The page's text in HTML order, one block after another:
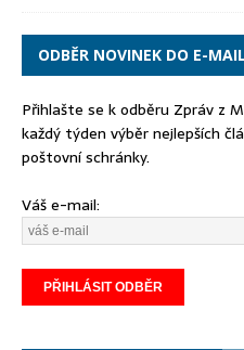
ODBĚR NOVINEK DO E-
Přihlašte se k odběru Zpráv z
každý týden výběr nejlepších
poštovní schránky.
Váš e-mail: